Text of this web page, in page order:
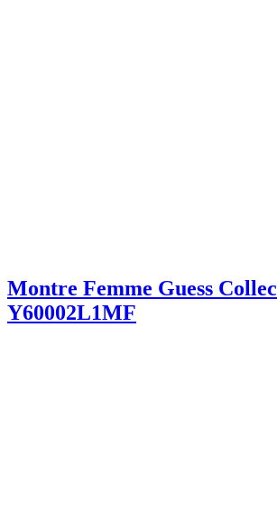
Montre Femme Guess
Y60002L1MF